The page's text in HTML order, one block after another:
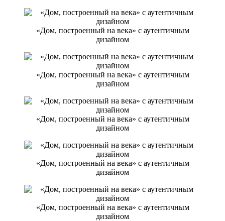
«Дом, построенный на века» с аутентичным
дизайном
«Дом, построенный на века» с аутентичным
дизайном
«Дом, построенный на века» с аутентичным
дизайном
«Дом, построенный на века» с аутентичным
дизайном
«Дом, построенный на века» с аутентичным
дизайном